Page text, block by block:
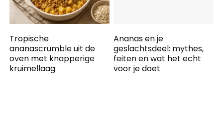
Tropische
ananascrumble uit de
oven met knapperige
kruimellaag
Ananas en je
geslachtsdeel: mythes,
feiten en wat het echt
voor je doet